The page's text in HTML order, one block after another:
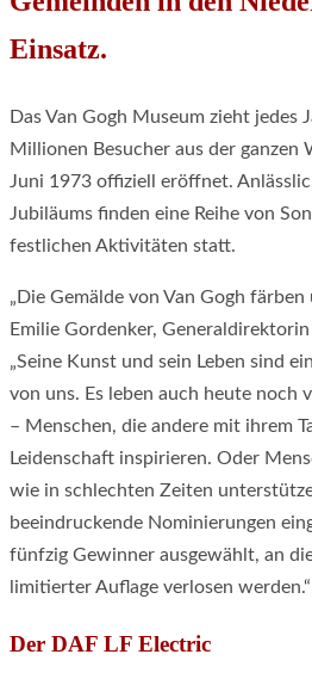
Einsatz.
Das Van Gogh Museum zieht jedes
Millionen Besucher aus der ganzen
Juni 1973 offiziell eröffnet.
Jubiläums finden eine Reihe von
festlichen Aktivitäten statt.
„Die Gemälde von Van Gogh färben
Emilie Gordenker,
„Seine Kunst und sein Leben sind
von uns. Es leben auch heute noch
– Menschen, die andere mit ihrem
Leidenschaft inspirieren. Oder
wie in schlechten Zeiten
beeindruckende Nominierungen
fünfzig Gewinner ausgewählt, an
limitierter Auflage verlosen werden.“
Der DAF LF Electric